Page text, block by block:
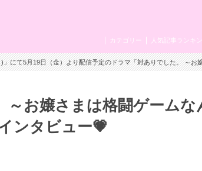
人気記事ランキ
カテゴリー
にて5月19日（金）より配信予定のドラマ「対ありでした。 ～お
お嬢さまは格闘ゲームな
ンタビュー💗